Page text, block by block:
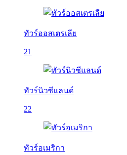
ทัวร์ออสเตรเลีย
21
ทัวร์นิวซีแลนด์
22
ทัวร์อเมริกา